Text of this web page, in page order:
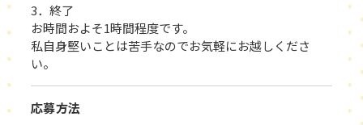
3．終了
お時間およそ1時間程度です。
私自身堅いことは苦手なのでお気軽にお越しくださ
い。
応募方法